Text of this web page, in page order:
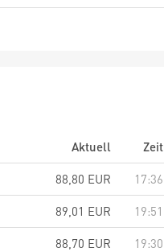
Aktuell Zeit
88,80 EUR 17:36
89,01 EUR 19:51
88,70 EUR 19:30